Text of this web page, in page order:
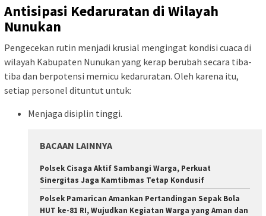
Antisipasi Kedaruratan di Wilayah
Nunukan
Pengecekan rutin menjadi krusial mengingat kondisi cuaca di
wilayah Kabupaten Nunukan yang kerap berubah secara tiba-
tiba dan berpotensi memicu kedaruratan. Oleh karena itu,
setiap personel dituntut untuk:
Menjaga disiplin tinggi.
BACAAN LAINNYA
Polsek Cisaga Aktif Sambangi Warga, Perkuat
Sinergitas Jaga Kamtibmas Tetap Kondusif
Polsek Pamarican Amankan Pertandingan Sepak Bola
HUT ke-81 RI, Wujudkan Kegiatan Warga yang Aman dan